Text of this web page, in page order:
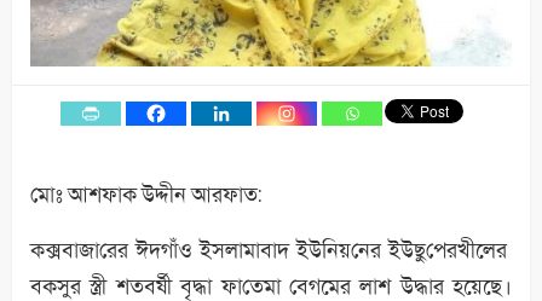
মোঃ আশফাক উদ্দীন আরফাত:
কক্সবাজা‌রের ঈদগাঁও ইসলামাবাদ ইউ‌নিয়‌নের ইউছু‌পেরখীলের
বকসুর স্ত্রী শতবর্ষী বৃদ্ধা ফা‌তেমা বেগমের লাশ উদ্ধার হয়েছে।